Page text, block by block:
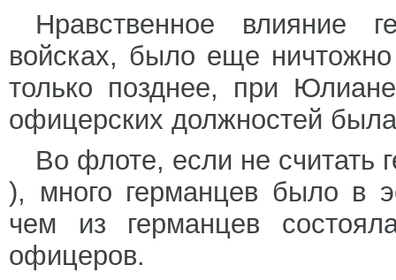
Нравственное влияние
войсках, было еще
только позднее, при
офицерских должностей
Во флоте, если не считать
), много германцев было в
чем из германцев
офицеров.